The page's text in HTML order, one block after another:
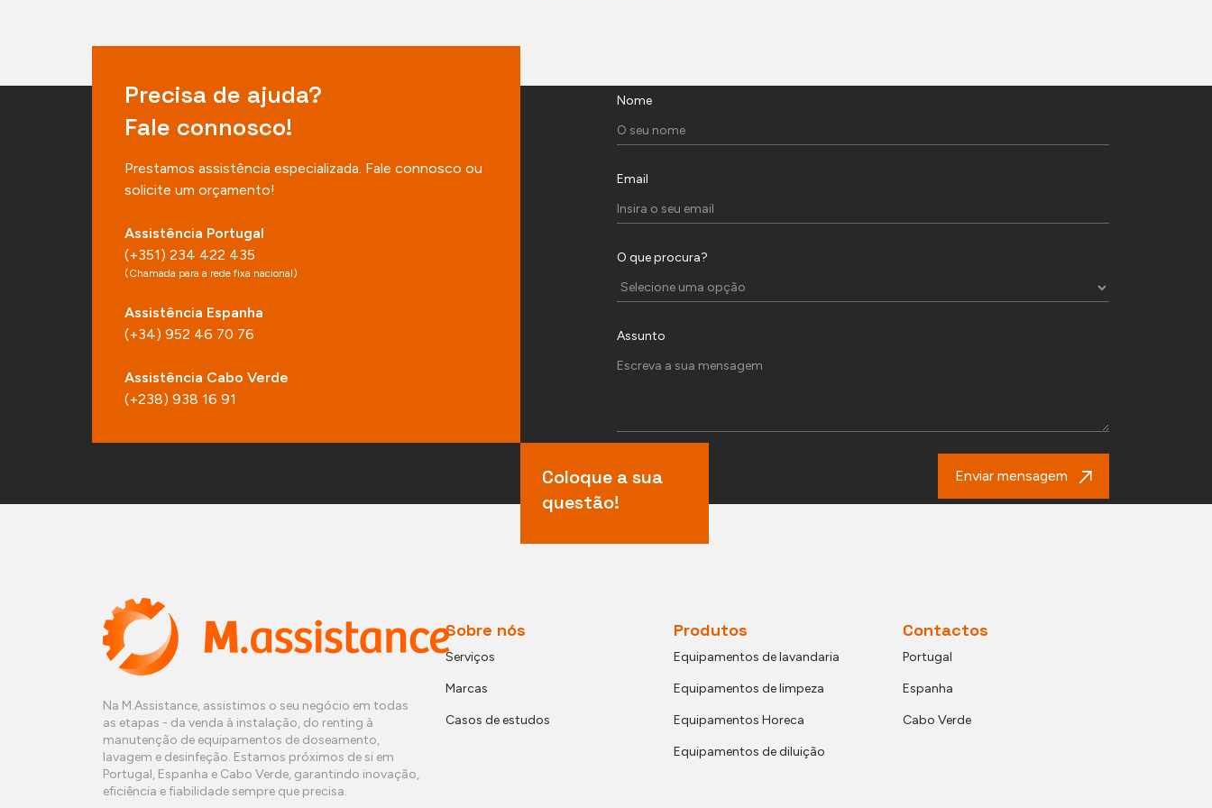
Precisa de ajuda?
Fale connosco!
Prestamos assistência especializada. Fale connosco ou
solicite um orçamento!
Assistência Portugal
(+351) 234 422 435
(Chamada para a rede fixa nacional)
Assistência Espanha
(+34) 952 46 70 76
Assistência Cabo Verde
(+238) 938 16 91
Nome
Email
O que procura?
Assunto
Enviar mensagem
Coloque a sua
questão!
Na M.Assistance, assistimos o seu negócio em todas
as etapas - da venda à instalação, do renting à
manutenção de equipamentos de doseamento,
lavagem e desinfeção. Estamos próximos de si em
Portugal, Espanha e Cabo Verde, garantindo inovação,
eficiência e fiabilidade sempre que precisa.
Sobre nós
Serviços
Marcas
Casos de estudos
Produtos
Equipamentos de lavandaria
Equipamentos de limpeza
Equipamentos Horeca
Equipamentos de diluição
Contactos
Portugal
Espanha
Cabo Verde